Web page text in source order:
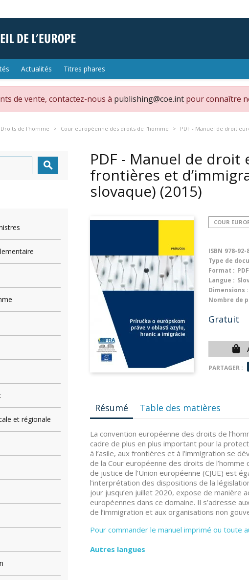
Actualités Titres phares
de vente, contactez-nous à publishing@coe.int pour connaître
Droits de l'homme Cour européenne des droits de l'homme PDF - Manuel de droit

et régionale
PDF - Manuel de droit
frontières et
slovaque) (2015)
COUR
ISBN 978-92-
Type de
Format : PDF
Langue :
Dimensions :
Nombre de
Gratuit
PARTAGER :
Résumé Table des matières
La convention européenne des droits de
cadre de plus en plus important pour la
à l’asile, aux frontières et à l’immigration se
de la Cour européenne des droits de
de justice de l’Union européenne (CJUE) est
l’interprétation des dispositions de la
jour jusqu’en juillet 2020, expose de manière
européennes dans ce domaine. Il s’adresse
de l’immigration et aux organisations non
Pour commander le manuel imprimé ou toute
Autres langues